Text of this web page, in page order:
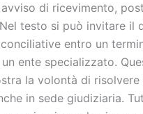
di ricevimento,
testo si può invitare il
entro un
ente specializzato.
la volontà di
in sede giudiziaria.